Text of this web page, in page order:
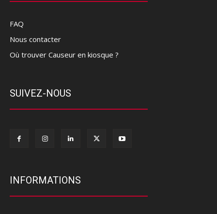
FAQ
Nous contacter
Où trouver Causeur en kiosque ?
SUIVEZ-NOUS
INFORMATIONS